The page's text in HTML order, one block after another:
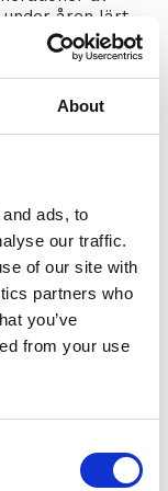
About
ads, to
our traffic.
of our site with
partners who
you’ve
from your use
under åren lärt
alltid
och
i
Aircenter Service
utgör det
allt det bästa
servicen, den
tekniska
erbjuda våra
ett
organisation i
och